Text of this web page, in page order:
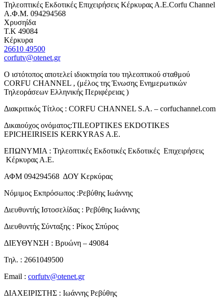
Τηλεοπτικές Εκδοτικές Επιχειρήσεις Κέρκυρας Α.Ε.Corfu Channel
Α.Φ.Μ. 094294568
Χρυσηίδα
Τ.Κ 49084
Κέρκυρα
26610 49500
corfutv@otenet.gr
Ο ιστότοπος αποτελεί ιδιοκτησία του τηλεοπτικού σταθμού
CORFU CHANNEL , (μέλος της Ένωσης Ενημερωτικών
Τηλεοράσεων Ελληνικής Περιφέρειας )
Διακριτικός Τίτλος : CORFU CHANNEL S.A. – corfuchannel.com
Δικαιούχος ονόματος:TILEOPTIKES EKDOTIKES
EPICHEIRISEIS KERKYRAS A.E.
ΕΠΩΝΥΜΙΑ : Τηλεοπτικές Εκδοτικές Εκδοτικές Επιχειρήσεις
Κέρκυρας Α.Ε.
ΑΦΜ 094294568 ΔΟΥ Κερκύρας
Νόμιμος Εκπρόσωπος :Ρεβύθης Ιωάννης
Διευθυντής Ιστοσελίδας : Ρεβύθης Ιωάννης
Διευθυντής Σύνταξης : Ρίκος Σπύρος
ΔΙΕΥΘΥΝΣΗ : Βρυώνη – 49084
Τηλ. : 2661049500
Email : corfutv@otenet.gr
ΔΙΑΧΕΙΡΙΣΤΗΣ : Ιωάννης Ρεβύθης